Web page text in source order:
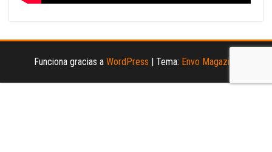
Funciona gracias a WordPress | Tema: Envo Magazine